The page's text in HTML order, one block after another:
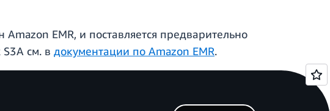
EMR, и поставляется предварительно
см. в документации по Amazon EMR.